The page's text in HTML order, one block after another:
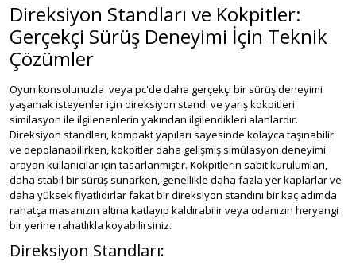
Direksiyon Standları ve Kokpitler:
Gerçekçi Sürüş Deneyimi İçin Teknik
Çözümler
Oyun konsolunuzla veya pc'de daha gerçekçi bir sürüş deneyimi
yaşamak isteyenler için direksiyon standı ve yarış kokpitleri
similasyon ile ilgilenenlerin yakından ilgilendikleri alanlardır.
Direksiyon standları, kompakt yapıları sayesinde kolayca taşınabilir
ve depolanabilirken, kokpitler daha gelişmiş simülasyon deneyimi
arayan kullanıcılar için tasarlanmıştır. Kokpitlerin sabit kurulumları,
daha stabil bir sürüş sunarken, genellikle daha fazla yer kaplarlar ve
daha yüksek fiyatlıdırlar fakat bir direksiyon standını bir kaç adımda
rahatça masanızın altına katlayıp kaldırabilir veya odanızın heryangi
bir yerine rahatlıkla koyabilirsiniz.
Direksiyon Standları: